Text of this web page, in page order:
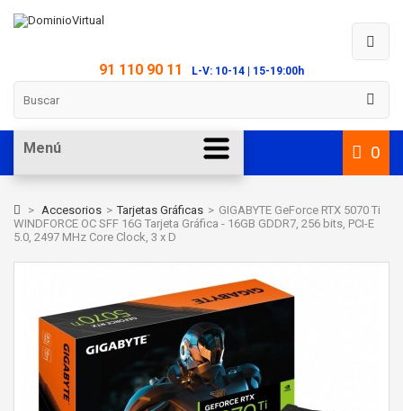
91 110 90 11 L-V: 10-14 | 15-19:00h
0
Menú
> Accesorios > Tarjetas Gráficas > GIGABYTE GeForce RTX 5070 Ti
WINDFORCE OC SFF 16G Tarjeta Gráfica - 16GB GDDR7, 256 bits, PCI-E
5.0, 2497 MHz Core Clock, 3 x D